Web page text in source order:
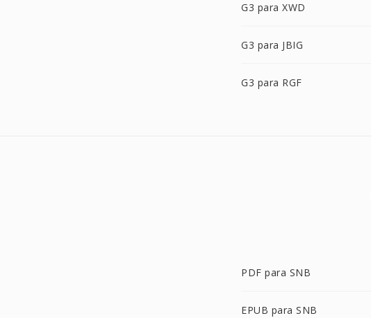
G3 para XWD
G3 para JBIG
G3 para RGF
PDF para SNB
EPUB para SNB